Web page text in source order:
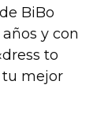
BiBo
y con
to
tu mejor